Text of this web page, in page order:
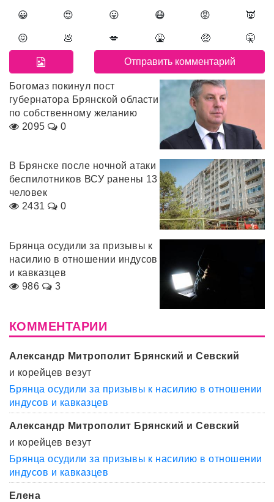
😀 😍 😛 😷 😡 👿
😖 💩 💋 🤮 🤑 🤫
Богомаз покинул пост
губернатора Брянской области
по собственному желанию
2095
0
В Брянске после ночной атаки
беспилотников ВСУ ранены 13
человек
2431
0
Брянца осудили за призывы к
насилию в отношении индусов
и кавказцев
986
3
КОММЕНТАРИИ
Александр Митрополит Брянский и Севский
и корейцев везут
Брянца осудили за призывы к насилию в отношении
индусов и кавказцев
Александр Митрополит Брянский и Севский
и корейцев везут
Брянца осудили за призывы к насилию в отношении
индусов и кавказцев
Елена